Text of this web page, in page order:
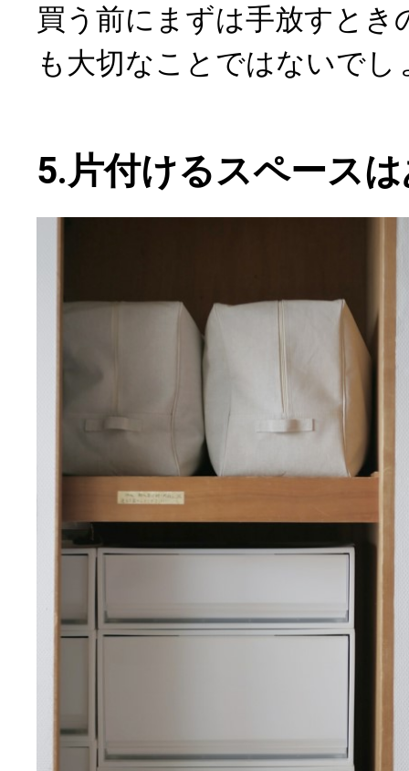
買う前にまずは手放すとき
も大切なことではないでし
5.片付けるスペース